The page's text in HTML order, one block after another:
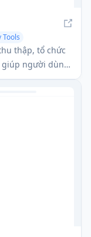
Tools
thập, tổ chức
giúp người dùng
khả năng của